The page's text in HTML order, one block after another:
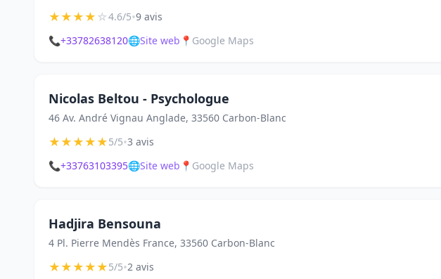
★★★★☆4.6/5•9 avis
📞+33782638120🌐Site web 📍 Google Maps
Nicolas Beltou - Psychologue
46 Av. André Vignau Anglade, 33560 Carbon-Blanc
★★★★★5/5•3 avis
📞+33763103395🌐Site web 📍 Google Maps
Hadjira Bensouna
4 Pl. Pierre Mendès France, 33560 Carbon-Blanc
★★★★★5/5•2 avis